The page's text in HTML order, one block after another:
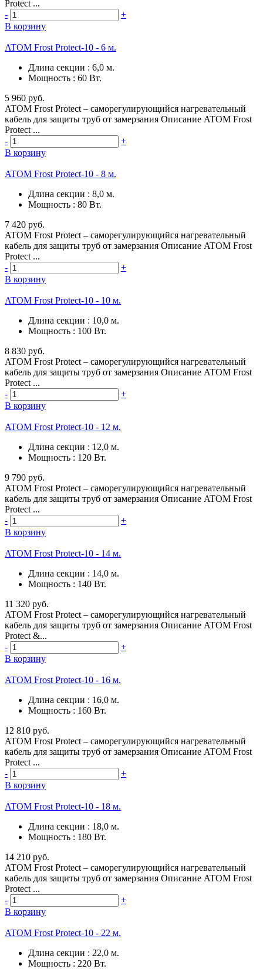
Protect ...
-
+
В корзину
ATOM Frost Protect-10 - 6 м.
Длина секции : 6,0 м.
Мощность : 60 Вт.
5 960 руб.
ATOM Frost Protect – саморегулирующийся нагревательный
кабель для защиты труб от замерзания Описание ATOM Frost
Protect ...
-
+
В корзину
ATOM Frost Protect-10 - 8 м.
Длина секции : 8,0 м.
Мощность : 80 Вт.
7 420 руб.
ATOM Frost Protect – саморегулирующийся нагревательный
кабель для защиты труб от замерзания Описание ATOM Frost
Protect ...
-
+
В корзину
ATOM Frost Protect-10 - 10 м.
Длина секции : 10,0 м.
Мощность : 100 Вт.
8 830 руб.
ATOM Frost Protect – саморегулирующийся нагревательный
кабель для защиты труб от замерзания Описание ATOM Frost
Protect ...
-
+
В корзину
ATOM Frost Protect-10 - 12 м.
Длина секции : 12,0 м.
Мощность : 120 Вт.
9 790 руб.
ATOM Frost Protect – саморегулирующийся нагревательный
кабель для защиты труб от замерзания Описание ATOM Frost
Protect ...
-
+
В корзину
ATOM Frost Protect-10 - 14 м.
Длина секции : 14,0 м.
Мощность : 140 Вт.
11 320 руб.
ATOM Frost Protect – саморегулирующийся нагревательный
кабель для защиты труб от замерзания Описание ATOM Frost
Protect &...
-
+
В корзину
ATOM Frost Protect-10 - 16 м.
Длина секции : 16,0 м.
Мощность : 160 Вт.
12 810 руб.
ATOM Frost Protect – саморегулирующийся нагревательный
кабель для защиты труб от замерзания Описание ATOM Frost
Protect ...
-
+
В корзину
ATOM Frost Protect-10 - 18 м.
Длина секции : 18,0 м.
Мощность : 180 Вт.
14 210 руб.
ATOM Frost Protect – саморегулирующийся нагревательный
кабель для защиты труб от замерзания Описание ATOM Frost
Protect ...
-
+
В корзину
ATOM Frost Protect-10 - 22 м.
Длина секции : 22,0 м.
Мощность : 220 Вт.